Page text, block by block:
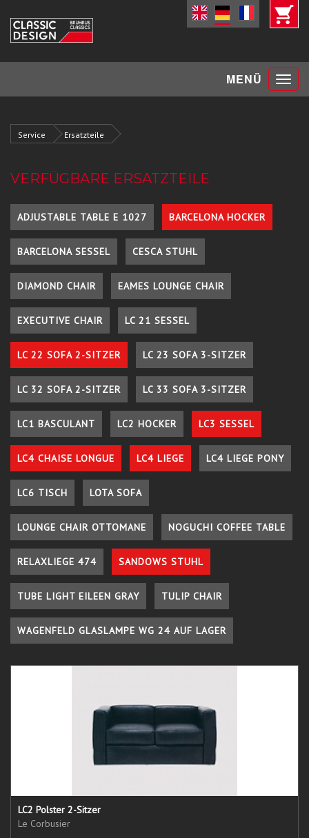
MENÜ Toggle
Service Ersatzteile
VERFÜGBARE ERSATZTEILE
ADJUSTABLE TABLE E 1027 BARCELONA HOCKER
BARCELONA SESSEL CESCA STUHL
DIAMOND CHAIR EAMES LOUNGE CHAIR
EXECUTIVE CHAIR LC 21 SESSEL
LC 22 SOFA 2-SITZER LC 23 SOFA 3-SITZER
LC 32 SOFA 2-SITZER LC 33 SOFA 3-SITZER
LC1 BASCULANT LC2 HOCKER LC3 SESSEL
LC4 CHAISE LONGUE LC4 LIEGE LC4 LIEGE PONY
LC6 TISCH LOTA SOFA
LOUNGE CHAIR OTTOMANE NOGUCHI COFFEE TABLE
RELAXLIEGE 474 SANDOWS STUHL
TUBE LIGHT EILEEN GRAY TULIP CHAIR
WAGENFELD GLASLAMPE WG 24 AUF LAGER
LC2 Polster 2-Sitzer
Le Corbusier